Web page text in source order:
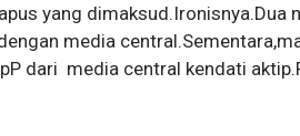
yang dimaksud.Ironisnya.Dua
media
dari media central kendati